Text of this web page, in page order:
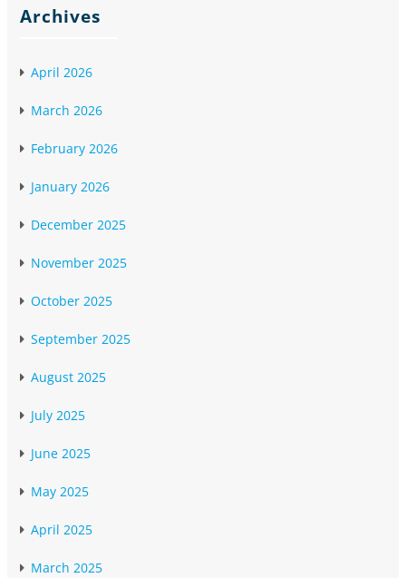
Archives
April 2026
March 2026
February 2026
January 2026
December 2025
November 2025
October 2025
September 2025
August 2025
July 2025
June 2025
May 2025
April 2025
March 2025